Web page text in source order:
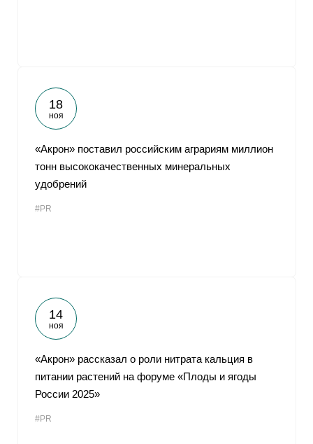
18
ноя
«Акрон» поставил российским аграриям миллион
тонн высококачественных минеральных
удобрений
#PR
14
ноя
«Акрон» рассказал о роли нитрата кальция в
питании растений на форуме «Плоды и ягоды
России 2025»
#PR